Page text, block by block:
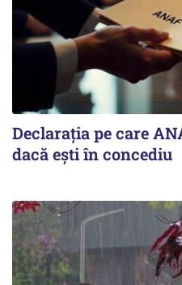
Declarația pe care
dacă ești în concediu